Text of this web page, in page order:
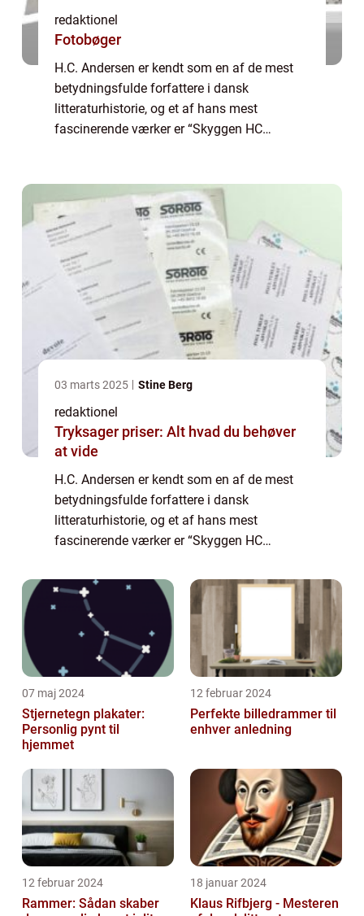
redaktionel
Fotobøger
H.C. Andersen er kendt som en af de mest
betydningsfulde forfattere i dansk
litteraturhistorie, og et af hans mest
fascinerende værker er “Skyggen HC
bemærkelsesværdig...
03 marts 2025 Stine Berg
redaktionel
Tryksager priser: Alt hvad du behøver
at vide
H.C. Andersen er kendt som en af de mest
betydningsfulde forfattere i dansk
litteraturhistorie, og et af hans mest
fascinerende værker er “Skyggen HC
introducere læseren til dette
bemærkelsesværdig...
07 maj 2024
Stjernetegn plakater:
Personlig pynt til
hjemmet
12 februar 2024
Perfekte billedrammer til
enhver anledning
12 februar 2024
Rammer: Sådan skaber
18 januar 2024
Klaus Rifbjerg - Mesteren